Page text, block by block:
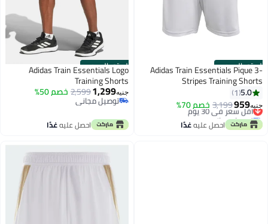
الستور الرسمي
Adidas Train Essentials Pique 3-
Stripes Training Shorts
5.0
1
جنيه959
3,199خصم 70% أقل سعر في 30 يوم
توصيل مجاني
أقل سعر في 30 يوماحصل عليهغدًا
الستور الرسمي
Adidas Train Essentials Logo
Training Shorts
جنيه1,299
2,599خصم 50%
توصيل مجاني
توصيل مجاني
احصل عليهغدًا